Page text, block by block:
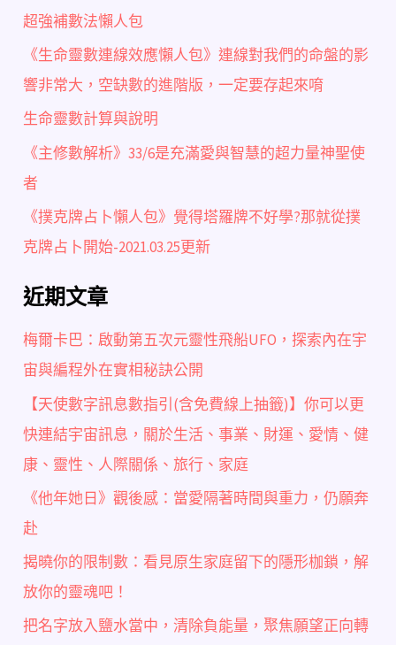
超強補數法懶人包
《生命靈數連線效應懶人包》連線對我們的命盤的影
響非常大，空缺數的進階版，一定要存起來唷
生命靈數計算與說明
《主修數解析》33/6是充滿愛與智慧的超力量神聖使
者
《撲克牌占卜懶人包》覺得塔羅牌不好學?那就從撲
克牌占卜開始-2021.03.25更新
近期文章
梅爾卡巴：啟動第五次元靈性飛船UFO，探索內在宇
宙與編程外在實相秘訣公開
【天使數字訊息數指引(含免費線上抽籤)】你可以更
快連結宇宙訊息，關於生活、事業、財運、愛情、健
康、靈性、人際關係、旅行、家庭
《他年她日》觀後感：當愛隔著時間與重力，仍願奔
赴
揭曉你的限制數：看見原生家庭留下的隱形枷鎖，解
放你的靈魂吧！
把名字放入鹽水當中，清除負能量，聚焦願望正向轉